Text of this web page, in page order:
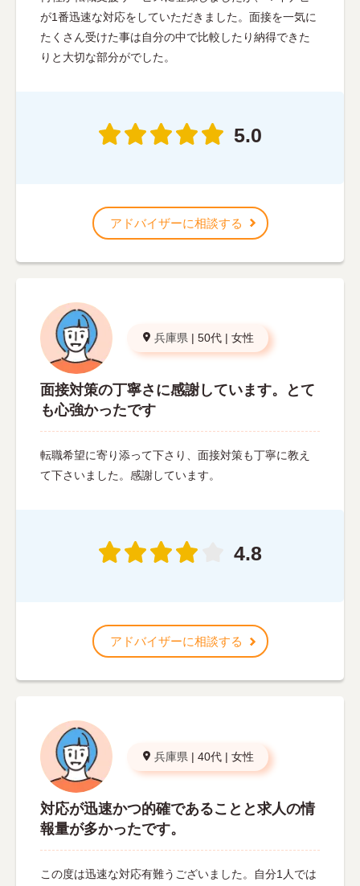
が1番迅速な対応をしていただきました。面接を一気に
たくさん受けた事は自分の中で比較したり納得できた
りと大切な部分がでした。
5.0
アドバイザーに相談する
兵庫県 | 50代 | 女性
面接対策の丁寧さに感謝しています。とて
も心強かったです
転職希望に寄り添って下さり、面接対策も丁寧に教え
て下さいました。感謝しています。
4.8
アドバイザーに相談する
兵庫県 | 40代 | 女性
対応が迅速かつ的確であることと求人の情
報量が多かったです。
この度は迅速な対応有難うございました。自分1人では